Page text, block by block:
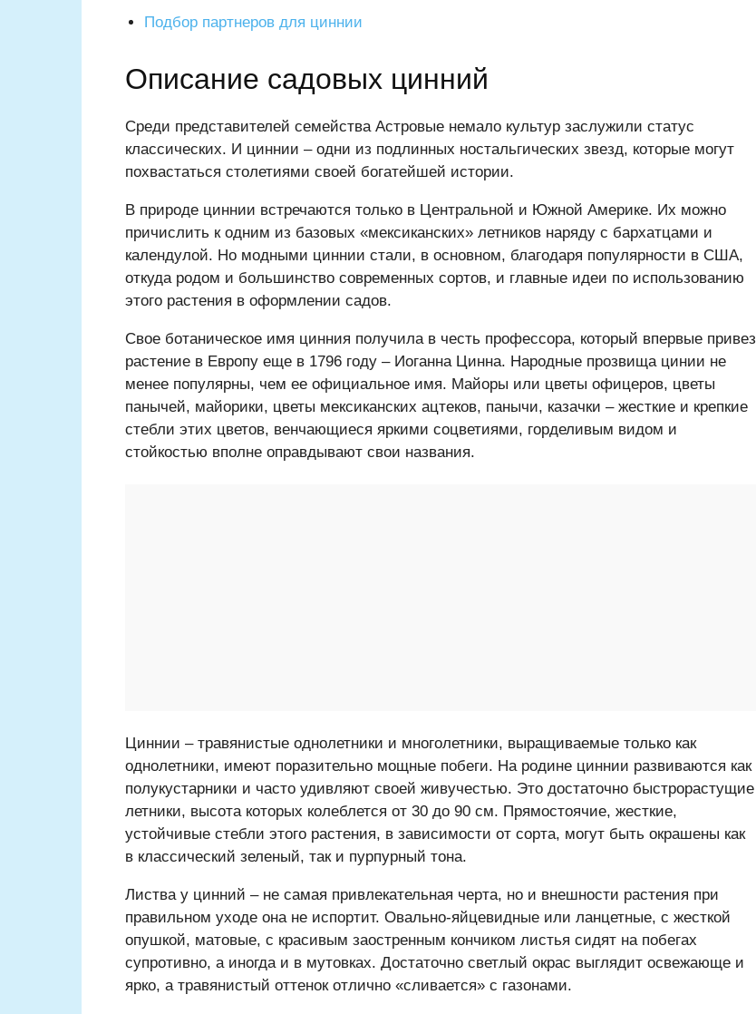
Подбор партнеров для циннии
Описание садовых цинний
Среди представителей семейства Астровые немало культур заслужили статус
классических. И циннии – одни из подлинных ностальгических звезд, которые могут
похвастаться столетиями своей богатейшей истории.
В природе циннии встречаются только в Центральной и Южной Америке. Их можно
причислить к одним из базовых «мексиканских» летников наряду с бархатцами и
календулой. Но модными циннии стали, в основном, благодаря популярности в США,
откуда родом и большинство современных сортов, и главные идеи по использованию
этого растения в оформлении садов.
Свое ботаническое имя цинния получила в честь профессора, который впервые привез
растение в Европу еще в 1796 году – Иоганна Цинна. Народные прозвища цинии не
менее популярны, чем ее официальное имя. Майоры или цветы офицеров, цветы
панычей, майорики, цветы мексиканских ацтеков, панычи, казачки – жесткие и крепкие
стебли этих цветов, венчающиеся яркими соцветиями, горделивым видом и
стойкостью вполне оправдывают свои названия.
Циннии – травянистые однолетники и многолетники, выращиваемые только как
однолетники, имеют поразительно мощные побеги. На родине циннии развиваются как
полукустарники и часто удивляют своей живучестью. Это достаточно быстрорастущие
летники, высота которых колеблется от 30 до 90 см. Прямостоячие, жесткие,
устойчивые стебли этого растения, в зависимости от сорта, могут быть окрашены как
в классический зеленый, так и пурпурный тона.
Листва у цинний – не самая привлекательная черта, но и внешности растения при
правильном уходе она не испортит. Овально-яйцевидные или ланцетные, с жесткой
опушкой, матовые, с красивым заостренным кончиком листья сидят на побегах
супротивно, а иногда и в мутовках. Достаточно светлый окрас выглядит освежающе и
ярко, а травянистый оттенок отлично «сливается» с газонами.